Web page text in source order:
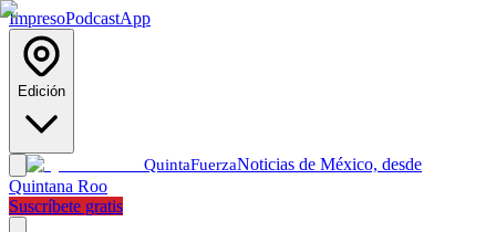
ImpresoPodcastApp
Edición
QuintaFuerzaNoticias de México, desde
Quintana Roo
Suscríbete gratis